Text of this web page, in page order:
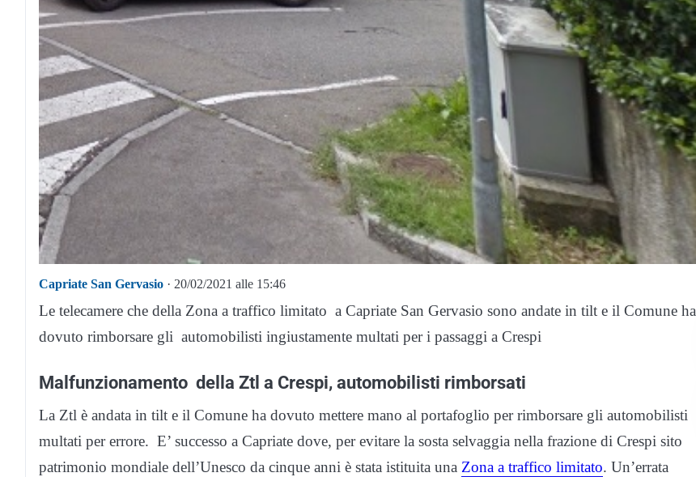
Capriate San Gervasio · 20/02/2021 alle 15:46
Le telecamere che della Zona a traffico limitato a Capriate San Gervasio sono andate in tilt e il Comune ha
dovuto rimborsare gli automobilisti ingiustamente multati per i passaggi a Crespi
Malfunzionamento della Ztl a Crespi, automobilisti rimborsati
La Ztl è andata in tilt e il Comune ha dovuto mettere mano al portafoglio per rimborsare gli automobilisti
multati per errore. E’ successo a Capriate dove, per evitare la sosta selvaggia nella frazione di Crespi sito
patrimonio mondiale dell’Unesco da cinque anni è stata istituita una Zona a traffico limitato. Un’errata